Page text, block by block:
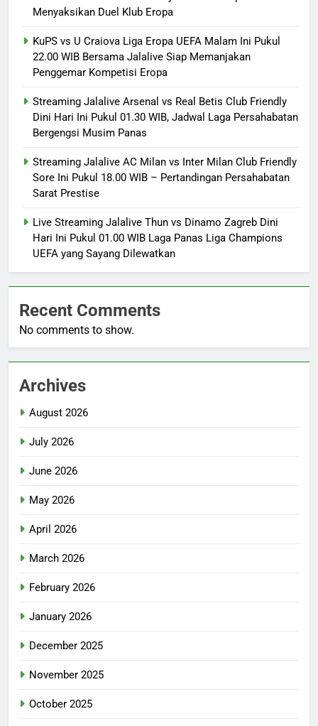
Menyaksikan Duel Klub Eropa
KuPS vs U Craiova Liga Eropa UEFA Malam Ini Pukul
22.00 WIB Bersama Jalalive Siap Memanjakan
Penggemar Kompetisi Eropa
Streaming Jalalive Arsenal vs Real Betis Club Friendly
Dini Hari Ini Pukul 01.30 WIB, Jadwal Laga Persahabatan
Bergengsi Musim Panas
Streaming Jalalive AC Milan vs Inter Milan Club Friendly
Sore Ini Pukul 18.00 WIB – Pertandingan Persahabatan
Sarat Prestise
Live Streaming Jalalive Thun vs Dinamo Zagreb Dini
Hari Ini Pukul 01.00 WIB Laga Panas Liga Champions
UEFA yang Sayang Dilewatkan
Recent Comments
No comments to show.
Archives
August 2026
July 2026
June 2026
May 2026
April 2026
March 2026
February 2026
January 2026
December 2025
November 2025
October 2025